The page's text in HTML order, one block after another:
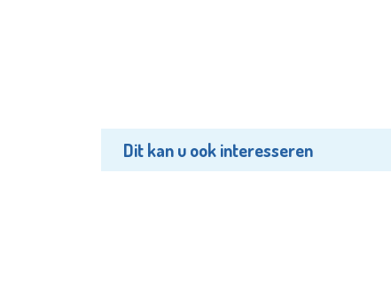
Dit kan u ook interesseren